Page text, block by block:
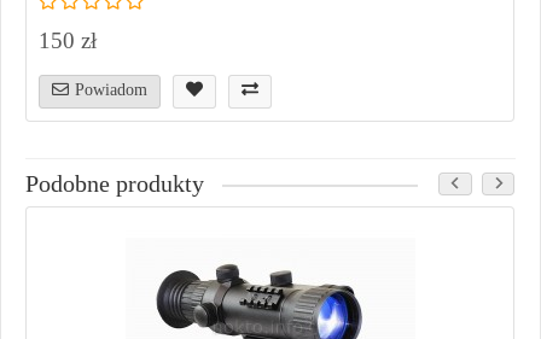
150 zł
Powiadom
Podobne produkty